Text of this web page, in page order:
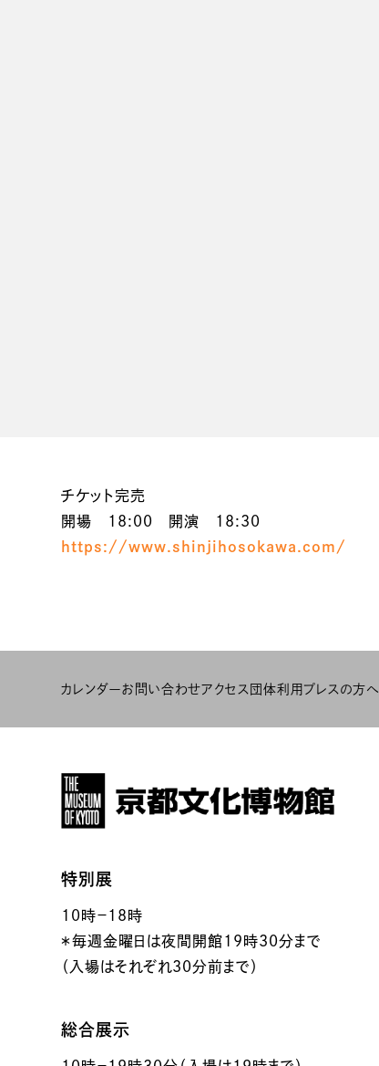
チケット完売
開場 18:00 開演 18:30
https://www.shinjihosokawa.com/
カレンダーお問い合わせアクセス 団体利用 プレスの方へ
特別展
10時－18時
＊毎週金曜日は夜間開館19時30分まで
（入場はそれぞれ30分前まで）
総合展示